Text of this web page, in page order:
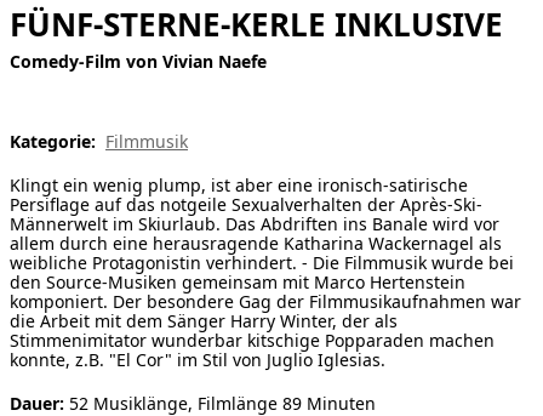
Publikationen
[ Suche ]
english
FÜNF-STERNE-KERLE INKLUSIVE
Comedy-Film von Vivian Naefe
Kategorie: Filmmusik
Klingt ein wenig plump, ist aber eine ironisch-satirische
Persiflage auf das notgeile Sexualverhalten der Après-Ski-
Männerwelt im Skiurlaub. Das Abdriften ins Banale wird vor
allem durch eine herausragende Katharina Wackernagel als
weibliche Protagonistin verhindert. - Die Filmmusik wurde bei
den Source-Musiken gemeinsam mit Marco Hertenstein
komponiert. Der besondere Gag der Filmmusikaufnahmen war
die Arbeit mit dem Sänger Harry Winter, der als
Stimmenimitator wunderbar kitschige Popparaden machen
konnte, z.B. "El Cor" im Stil von Juglio Iglesias.
Dauer: 52 Musiklänge, Filmlänge 89 Minuten